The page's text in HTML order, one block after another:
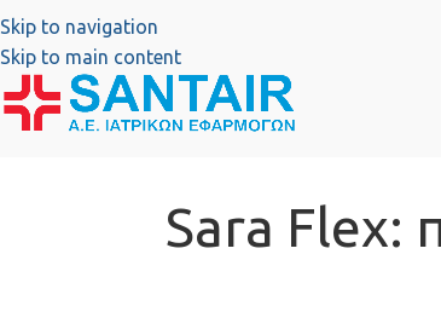
Skip to navigation
Skip to main content
Sara Flex: